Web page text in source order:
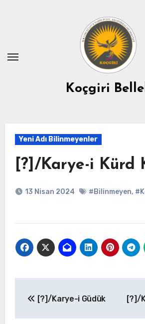
Koçgiri
Yeni Adı Bilinmeyenler
[?]/Karye-i Kürd
13 Nisan 2024 #Bilinmeyen,
gezinmesi
[?]/Karye-i Güdük [?]/